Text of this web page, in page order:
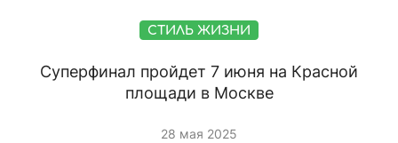
СТИЛЬ ЖИЗНИ
Суперфинал пройдет 7 июня на Красной
площади в Москве
28 мая 2025